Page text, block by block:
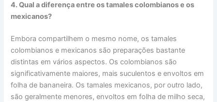
4. Qual a diferença entre os tamales colombianos e os
mexicanos?
Embora compartilhem o mesmo nome, os tamales
colombianos e mexicanos são preparações bastante
distintas em vários aspectos. Os colombianos são
significativamente maiores, mais suculentos e envoltos em
folha de bananeira. Os tamales mexicanos, por outro lado,
são geralmente menores, envoltos em folha de milho seca,